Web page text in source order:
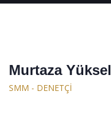
Murtaza Yüksel
SMM - DENETÇI